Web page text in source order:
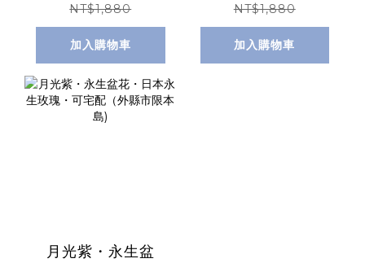
本島)
NT$1,880
加入購物車
本島)
NT$1,880
加入購物車
月光紫・永生盆